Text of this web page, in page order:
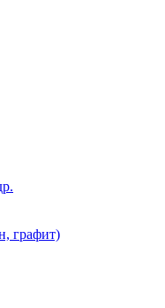
графит)